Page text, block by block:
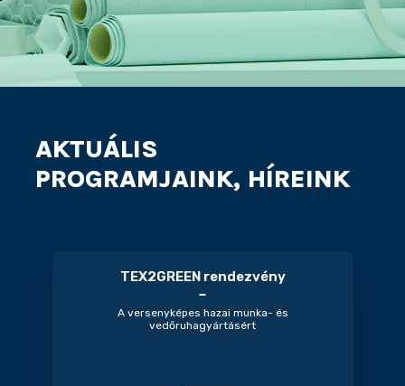
AKTUÁLIS
PROGRAMJAINK, HÍREINK
TEX2GREEN rendezvény
A versenyképes hazai munka- és
vedőruhagyártásért